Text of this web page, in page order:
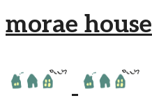
morae house